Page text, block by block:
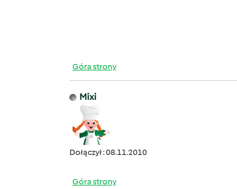
Góra strony
Mixi
Dołączył : 08.11.2010
Góra strony